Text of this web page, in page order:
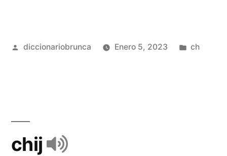
diccionariobrunca Enero 5, 2023 ch
chij